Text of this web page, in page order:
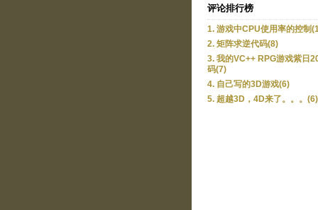
评论排行榜
1. 游戏中CPU使用率的控制
2. 矩阵求逆代码(8)
3. 我的VC++ RPG游戏紫日
码(7)
4. 自己写的3D游戏(6)
5. 超越3D，4D来了。。。(6)